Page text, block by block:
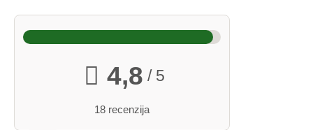
4,8 / 5
18 recenzija